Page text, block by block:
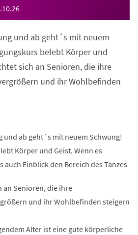
.10.26
und ab geht´s mit neuem
belebt Körper und
sich an Senioren, die ihre
und ihr Wohlbefinden
und ab geht´s mit neuem Schwung!
Körper und Geist. Wenn es
auch Einblick den Bereich des Tanzes
an Senioren, die ihre
und ihr Wohlbefinden steigern
Alter ist eine gute körperliche